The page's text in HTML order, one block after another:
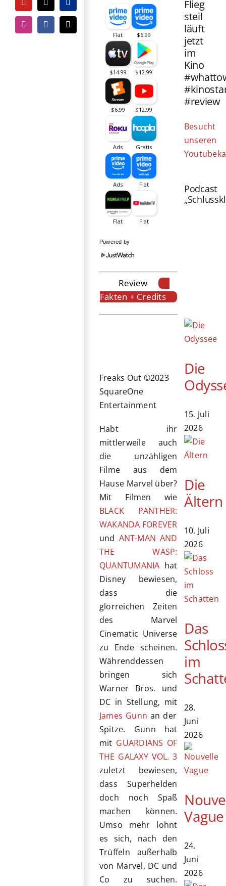
YouTubeTiktokPayPal
InstagramFacebook
E-
Mail
Powered by
Review
Fakten + Credits
Freaks Out ©2023
SquareOne
Entertainment
Habt ihr
mittlerweile auch
die unzähligen
Filme aus dem
Hause Marvel über?
Mit Filmen wie
BLACK PANTHER:
WAKANDA FOREVER
und ANT-MAN AND
THE WASP:
QUANTUMANIA hat
Disney bewiesen,
dass die
glorreichen Zeiten
des Marvel
Cinematic Universe
zu Ende scheinen.
Währenddessen
bringen sich
Warner Bros. und
DC in Stellung, mit
James Gunn an der
Spitze. Gunn hat
mit GUARDIANS OF
THE GALAXY VOL. 3
zuletzt bewiesen,
dass Superhelden
doch noch Spaß
machen können.
Umso mehr lohnt
es sich, nach den
Trüffeln außerhalb
von Marvel, DC und
Co zu suchen.
Flieg
steil
läuft
jetzt
im
Kino
#review
Besucht
unseren
Podcast
Die
15. Juli
2026
Die
Ältern
10. Juli
2026
Das
im
28.
Juni
2026
Vague
24.
Juni
2026